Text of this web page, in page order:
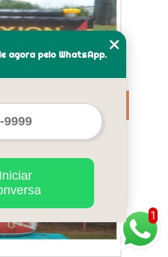
Itaim Paulista
1
agora pelo WhatsApp.
Iniciar